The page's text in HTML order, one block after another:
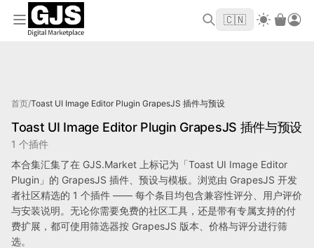
欢迎来到 GJS.MARKET！使用优惠码 WELCOME2026
首单立
🇨🇳
首页/Toast UI Image Editor Plugin GrapesJS 插件与预设
Toast UI Image Editor Plugin GrapesJS 插件与预设
1 个插件
本合集汇集了在 GJS.Market 上标记为「Toast UI Image Editor
Plugin」的 GrapesJS 插件、预设与模板。浏览由 GrapesJS 开发
者社区精选的 1 个插件 —— 每个条目均包含兼容性评分、用户评价
与安装说明。无论你需要免费的社区工具，还是带有专属支持的付
费扩展，都可使用筛选器按 GrapesJS 版本、价格与评分进行筛
选。